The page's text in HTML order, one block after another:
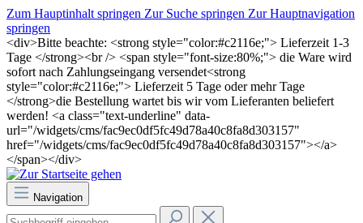
Zum Hauptinhalt springen Zur Suche springen Zur Hauptnavigation
springen
<div>Bitte beachte: <strong style="color:#c2116e;"> Lieferzeit 1-3
Tage </strong><br /> <span style="font-size:80%;"> die Ware wird
sofort nach Zahlungseingang versendet<strong
style="color:#c2116e;"> Lieferzeit 5 Tage oder mehr Tage
</strong>die Bestellung wartet bis wir vom Lieferanten beliefert
werden! <a class="text-underline" data-
url="/widgets/cms/fac9ec0df5fc49d78a40c8fa8d303157"
href="/widgets/cms/fac9ec0df5fc49d78a40c8fa8d303157"></a>
</span></div>
Navigation